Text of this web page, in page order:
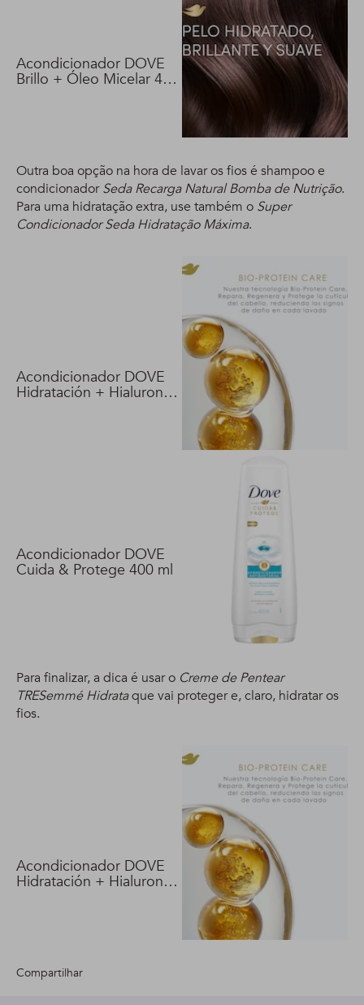
Acondicionador DOVE
Brillo + Óleo Micelar 400
Outra boa opção na hora de lavar os fios é shampoo e
condicionadorSeda Recarga Natural Bomba de Nutrição.
Para uma hidratação extra, use também o Super
Condicionador Seda Hidratação Máxima.
Acondicionador DOVE
Hidratación + Hialuron
Acondicionador DOVE
Cuida & Protege 400 ml
Para finalizar, a dica é usar o Creme de Pentear
TRESemmé Hidrataque vai proteger e, claro, hidratar os
fios.
Acondicionador DOVE
Hidratación + Hialuron
Compartilhar